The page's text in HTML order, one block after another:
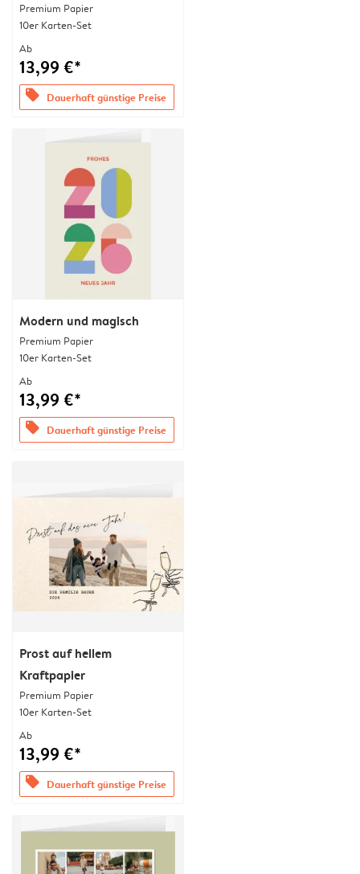
Premium Papier
10er Karten-Set
Ab
13,99 €*
offers Dauerhaft günstige Preise
Modern und magisch
Premium Papier
10er Karten-Set
Ab
13,99 €*
offers Dauerhaft günstige Preise
Prost auf hellem
Kraftpapier
Premium Papier
10er Karten-Set
Ab
13,99 €*
offers Dauerhaft günstige Preise